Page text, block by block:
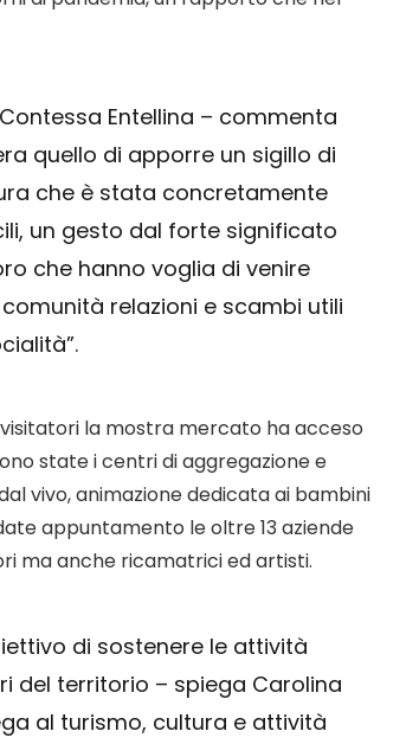
Entellina – commenta
quello di apporre un sigillo di
che è stata concretamente
un gesto dal forte significato
che hanno voglia di venire
relazioni e scambi utili
la mostra mercato ha acceso
state i centri di aggregazione e
vivo, animazione dedicata ai bambini
appuntamento le oltre 13 aziende
ma anche ricamatrici ed artisti.
di sostenere le attività
del territorio – spiega Carolina
al turismo, cultura e attività